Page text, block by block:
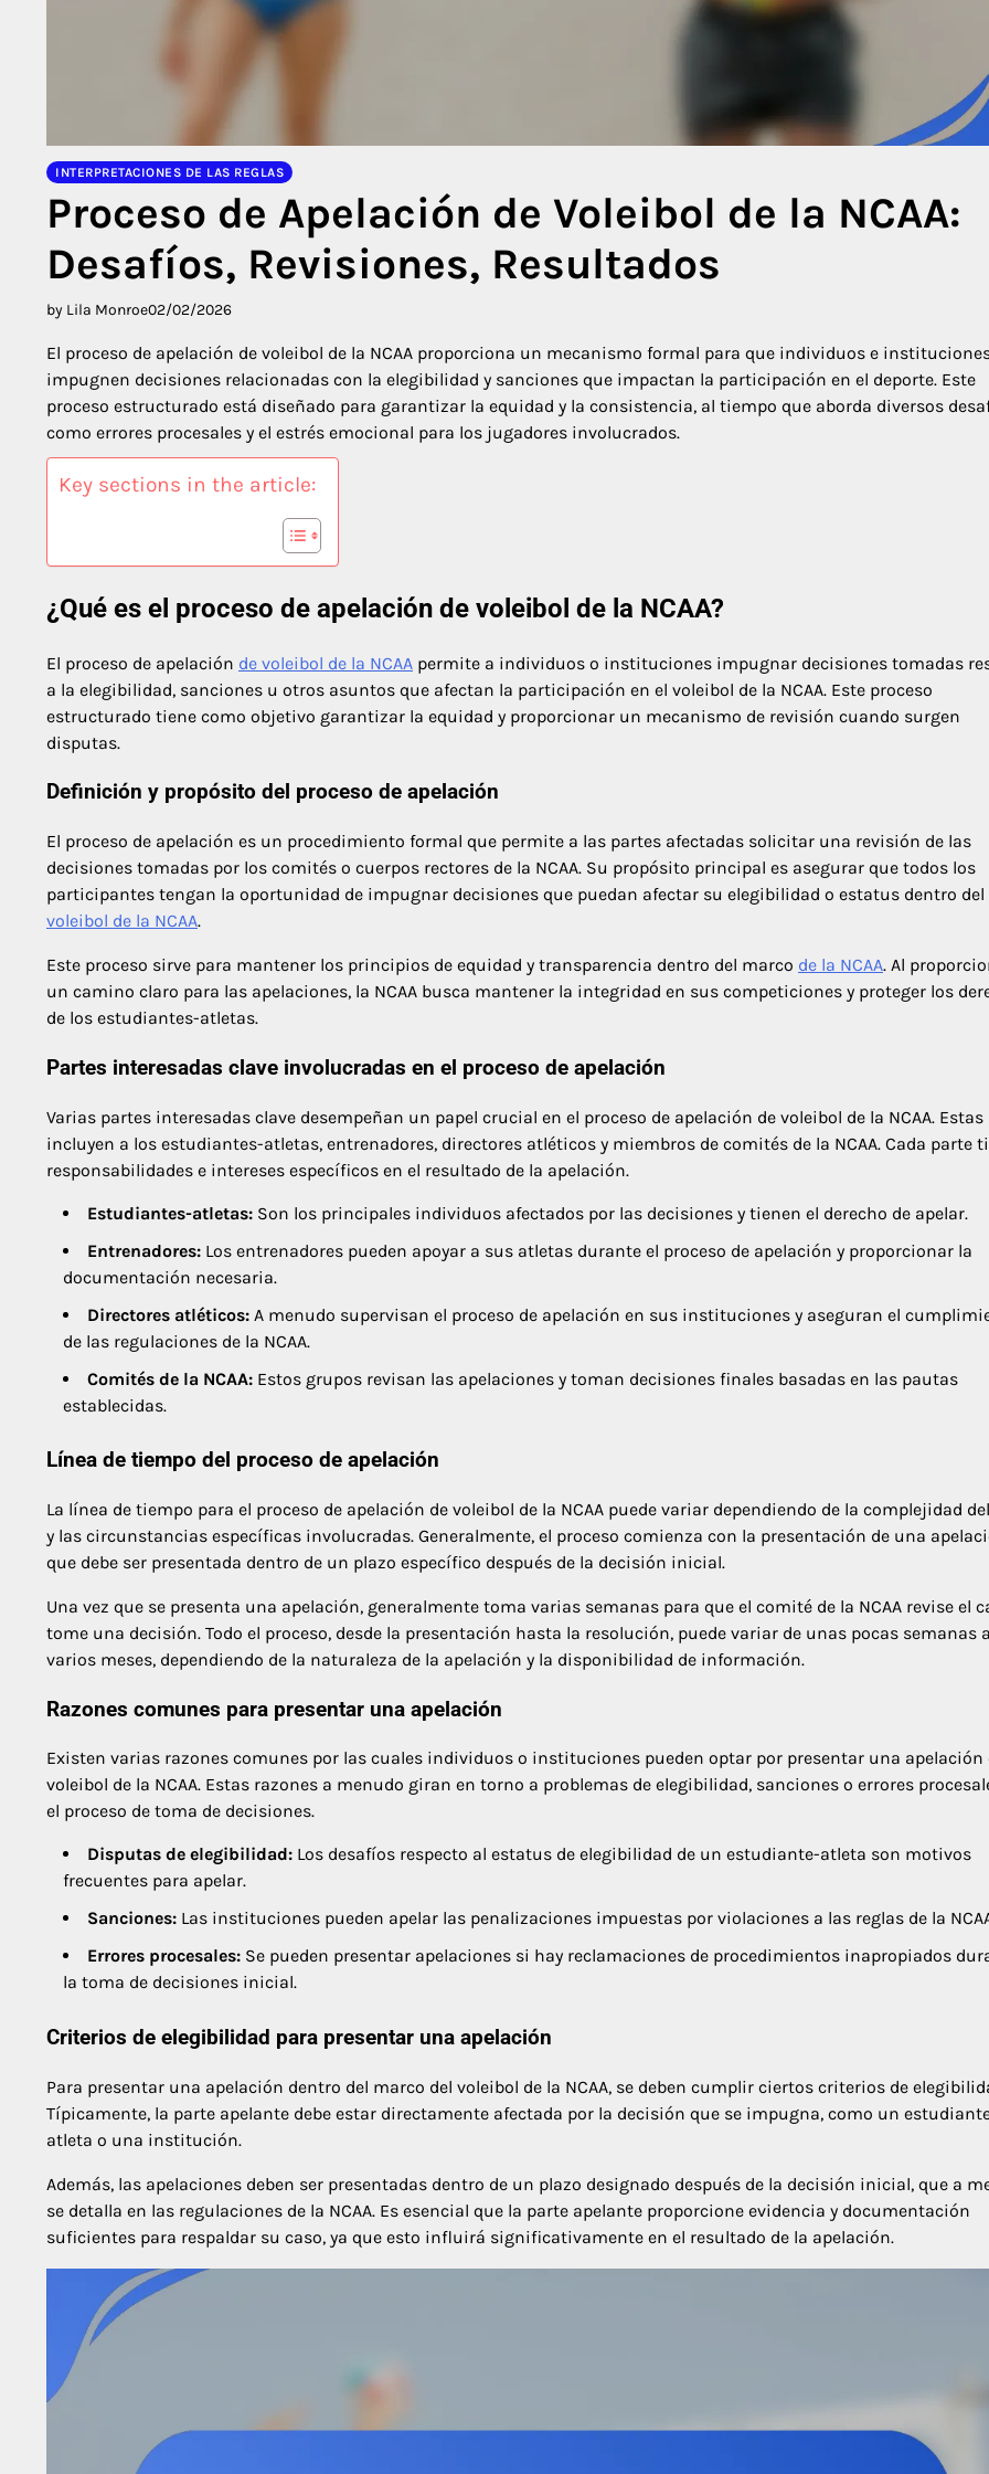
INTERPRETACIONES DE LAS REGLAS
Proceso de Apelación de Voleibol de la NCAA:
Desafíos, Revisiones, Resultados
by Lila Monroe02/02/2026
El proceso de apelación de voleibol de la NCAA proporciona un mecanismo formal para que individuos e
impugnen decisiones relacionadas con la elegibilidad y sanciones que impactan la participación en el deporte. Este
proceso estructurado está diseñado para garantizar la equidad y la consistencia, al tiempo que aborda diversos
como errores procesales y el estrés emocional para los jugadores involucrados.
Key sections in the article:
¿Qué es el proceso de apelación de voleibol de la NCAA?
El proceso de apelación de voleibol de la NCAA permite a individuos o instituciones impugnar decisiones tomadas
a la elegibilidad, sanciones u otros asuntos que afectan la participación en el voleibol de la NCAA. Este proceso
estructurado tiene como objetivo garantizar la equidad y proporcionar un mecanismo de revisión cuando surgen
disputas.
Definición y propósito del proceso de apelación
El proceso de apelación es un procedimiento formal que permite a las partes afectadas solicitar una revisión de las
decisiones tomadas por los comités o cuerpos rectores de la NCAA. Su propósito principal es asegurar que todos los
participantes tengan la oportunidad de impugnar decisiones que puedan afectar su elegibilidad o estatus dentro del
voleibol de la NCAA.
Este proceso sirve para mantener los principios de equidad y transparencia dentro del marco de la NCAA. Al
un camino claro para las apelaciones, la NCAA busca mantener la integridad en sus competiciones y proteger los
de los estudiantes-atletas.
Partes interesadas clave involucradas en el proceso de apelación
Varias partes interesadas clave desempeñan un papel crucial en el proceso de apelación de voleibol de la NCAA. Estas
incluyen a los estudiantes-atletas, entrenadores, directores atléticos y miembros de comités de la NCAA. Cada parte
responsabilidades e intereses específicos en el resultado de la apelación.
Estudiantes-atletas: Son los principales individuos afectados por las decisiones y tienen el derecho de apelar.
Entrenadores: Los entrenadores pueden apoyar a sus atletas durante el proceso de apelación y proporcionar la
documentación necesaria.
Directores atléticos: A menudo supervisan el proceso de apelación en sus instituciones y aseguran el
de las regulaciones de la NCAA.
Comités de la NCAA: Estos grupos revisan las apelaciones y toman decisiones finales basadas en las pautas
establecidas.
Línea de tiempo del proceso de apelación
La línea de tiempo para el proceso de apelación de voleibol de la NCAA puede variar dependiendo de la complejidad
y las circunstancias específicas involucradas. Generalmente, el proceso comienza con la presentación de una
que debe ser presentada dentro de un plazo específico después de la decisión inicial.
Una vez que se presenta una apelación, generalmente toma varias semanas para que el comité de la NCAA revise el
tome una decisión. Todo el proceso, desde la presentación hasta la resolución, puede variar de unas pocas semanas a
varios meses, dependiendo de la naturaleza de la apelación y la disponibilidad de información.
Razones comunes para presentar una apelación
Existen varias razones comunes por las cuales individuos o instituciones pueden optar por presentar una apelación
voleibol de la NCAA. Estas razones a menudo giran en torno a problemas de elegibilidad, sanciones o errores
el proceso de toma de decisiones.
Disputas de elegibilidad: Los desafíos respecto al estatus de elegibilidad de un estudiante-atleta son motivos
frecuentes para apelar.
Sanciones: Las instituciones pueden apelar las penalizaciones impuestas por violaciones a las reglas de la
Errores procesales: Se pueden presentar apelaciones si hay reclamaciones de procedimientos inapropiados
la toma de decisiones inicial.
Criterios de elegibilidad para presentar una apelación
Para presentar una apelación dentro del marco del voleibol de la NCAA, se deben cumplir ciertos criterios de
Típicamente, la parte apelante debe estar directamente afectada por la decisión que se impugna, como un
atleta o una institución.
Además, las apelaciones deben ser presentadas dentro de un plazo designado después de la decisión inicial, que a
se detalla en las regulaciones de la NCAA. Es esencial que la parte apelante proporcione evidencia y documentación
suficientes para respaldar su caso, ya que esto influirá significativamente en el resultado de la apelación.